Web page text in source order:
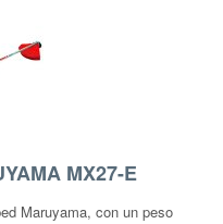
MX27-E
Maruyama, con un peso